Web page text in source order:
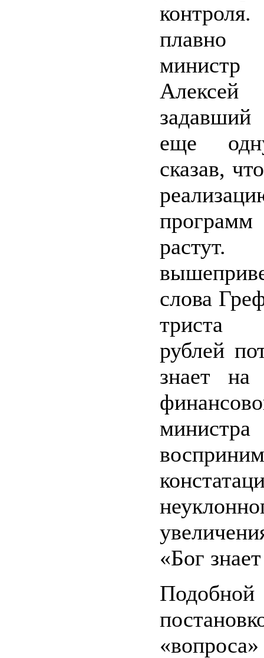
плавно
еще
сказав,
растут.
слова
триста
рублей
знает на
«Бог
Подобной